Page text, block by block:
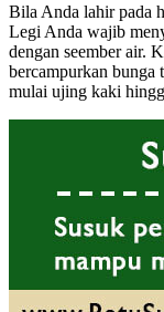
Bila Anda lahir pada
Legi Anda wajib
dengan seember air.
bercampurkan bunga
mulai ujing kaki